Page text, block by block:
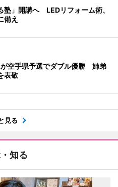
塾」開講へ LEDリフォーム術、
備え
空手県予選でダブル優勝 姉弟
表敬
見る
知る